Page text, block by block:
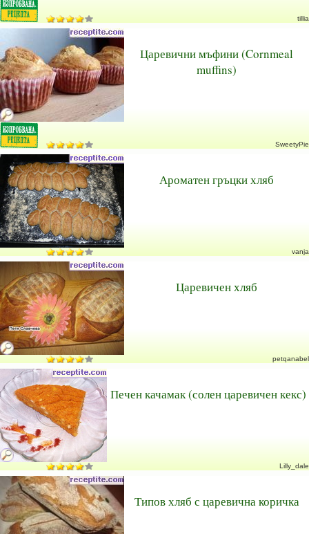
tillia
Царевични мъфини (Cornmeal
muffins)
SweetyPie
Ароматен гръцки хляб
vanja
Царевичен хляб
petqanabel
Печен качамак (солен царевичен кекс)
Lilly_dale
Типов хляб с царевична коричка